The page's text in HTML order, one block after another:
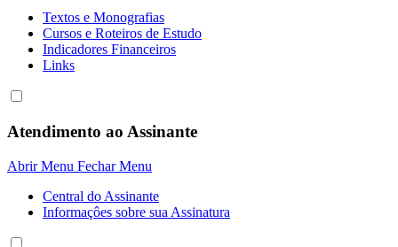
Textos e Monografias
Cursos e Roteiros de Estudo
Indicadores Financeiros
Links
Atendimento ao Assinante
Abrir Menu Fechar Menu
Central do Assinante
Informaçôes sobre sua Assinatura